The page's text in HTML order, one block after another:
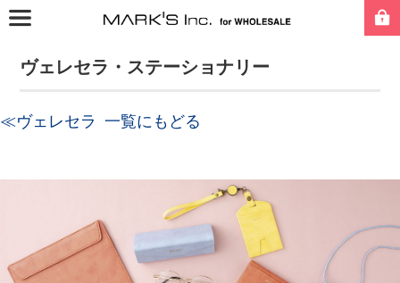
ヴェレセラ・ステーショナリー
≪ヴェレセラ 一覧にもどる